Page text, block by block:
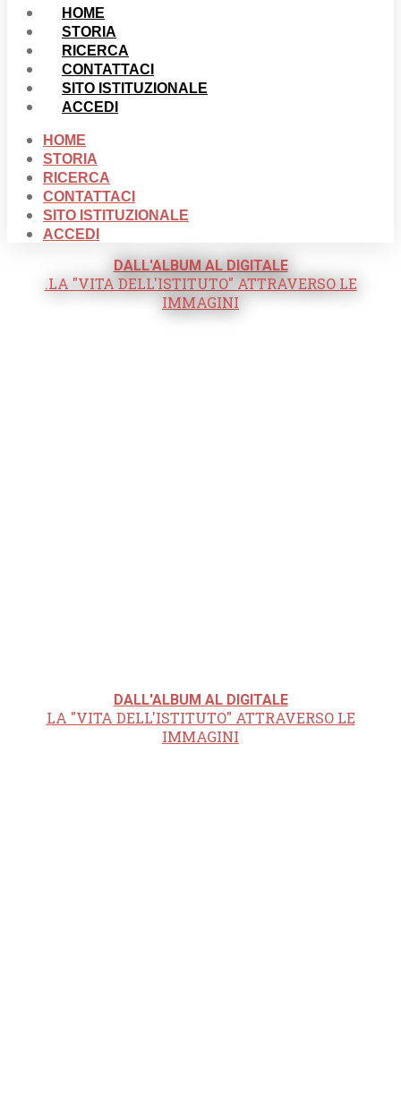
HOME
STORIA
RICERCA
CONTATTACI
SITO ISTITUZIONALE
ACCEDI
HOME
STORIA
RICERCA
CONTATTACI
SITO ISTITUZIONALE
ACCEDI
DALL'ALBUM AL DIGITALE
.LA "VITA DELL'ISTITUTO" ATTRAVERSO LE
IMMAGINI
DALL'ALBUM AL DIGITALE
LA "VITA DELL'ISTITUTO" ATTRAVERSO LE
IMMAGINI